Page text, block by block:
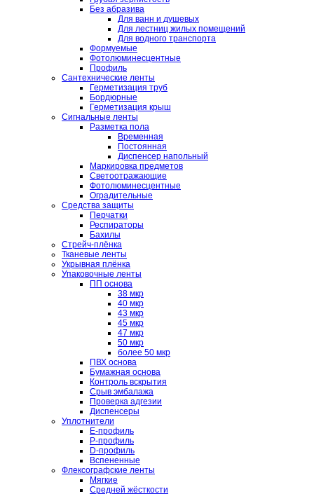
Без абразива
Для ванн и душевых
Для лестниц жилых помещений
Для водного транспорта
Формуемые
Фотолюминесцентные
Профиль
Сантехнические ленты
Герметизация труб
Бордюрные
Герметизация крыш
Сигнальные ленты
Разметка пола
Временная
Постоянная
Диспенсер напольный
Маркировка предметов
Светоотражающие
Фотолюминесцентные
Оградительные
Средства защиты
Перчатки
Респираторы
Бахилы
Стрейч-плёнка
Тканевые ленты
Укрывная плёнка
Упаковочные ленты
ПП основа
38 мкр
40 мкр
43 мкр
45 мкр
47 мкр
50 мкр
более 50 мкр
ПВХ основа
Бумажная основа
Контроль вскрытия
Срыв эмбалажа
Проверка адгезии
Диспенсеры
Уплотнители
E-профиль
P-профиль
D-профиль
Вспененные
Флексографские ленты
Мягкие
Средней жёсткости